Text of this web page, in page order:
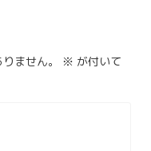
ません。 ※ が付いて